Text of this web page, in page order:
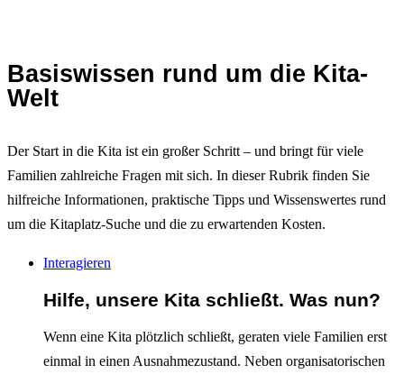
Basiswissen rund um die Kita-
Welt
Der Start in die Kita ist ein großer Schritt – und bringt für viele
Familien zahlreiche Fragen mit sich. In dieser Rubrik finden Sie
hilfreiche Informationen, praktische Tipps und Wissenswertes rund
um die Kitaplatz-Suche und die zu erwartenden Kosten.
Interagieren
Hilfe, unsere Kita schließt. Was nun?
Wenn eine Kita plötzlich schließt, geraten viele Familien erst
einmal in einen Ausnahmezustand. Neben organisatorischen